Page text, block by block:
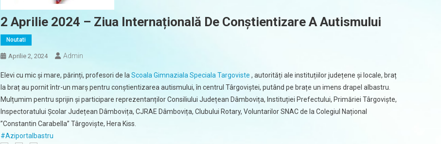
2 Aprilie 2024 – Ziua Internațională De Conștientizare A Autismului
Noutati
Aprilie 2, 2024 Admin
Elevi cu mic și mare, părinți, profesori de la Scoala Gimnaziala Speciala Targoviste , autorități ale instituțiilor județene și locale, braț
la braț au pornit într-un marș pentru conștientizarea autismului, în centrul Târgoviștei, putând pe brațe un imens drapel albastru.
Mulțumim pentru sprijin și participare reprezentanților Consiliului Județean Dâmbovița, Instituției Prefectului, Primăriei Târgoviște,
Inspectoratului Școlar Județean Dâmbovița, CJRAE Dâmbovița, Clubului Rotary, Voluntarilor SNAC de la Colegiul Național
”Constantin Carabella” Târgoviște, Hera Kiss.
#Aziportalbastru